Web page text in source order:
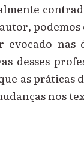
nas
desses
as
nos